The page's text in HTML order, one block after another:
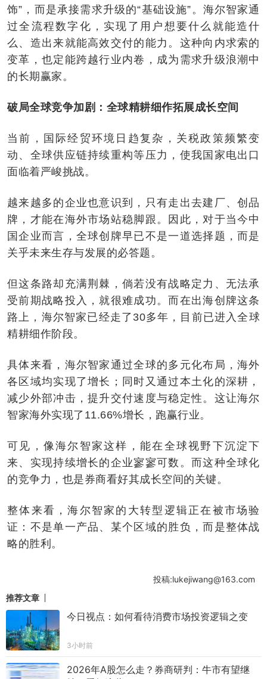
饰”，而是承接需求升级的“基础设施”。海尔智家通
过全流程数字化，实现了用户想要什么就能造什
么、造出来就能高效交付的能力。这种向内求索的
变革，也定能跨越行业内卷，成为需求升级浪潮中
的长期赢家。
破局全球竞争加剧：全球精耕细作拓展成长空间
当前，国际经贸环境日趋复杂，关税政策频繁变
动、全球供应链持续重构等压力，使我国家电出口
面临着严峻挑战。
越来越多的企业也意识到，只有走出去建厂、创品
牌，才能在海外市场站稳脚跟。因此，对于当今中
国企业而言，全球创牌早已不是一道选择题，而是
关乎未来生存与发展的必答题。
但这条路却充满荆棘，倘若没有战略定力、无法承
受前期战略投入，就很难成功。而在出海创牌这条
路上，海尔智家已经走了30多年，目前已进入全球
精耕细作阶段。
具体来看，海尔智家通过全球的多元化布局，海外
各区域均实现了增长；同时又通过本土化的深耕，
减少外部冲击，提升交付速度与稳定性。这让海尔
智家海外实现了11.66%增长，跑赢行业。
可见，像海尔智家这样，能在全球视野下沉淀下
来、实现持续增长的企业寥寥可数。而这种全球化
的竞争力，也是券商看好其成长空间的关键。
整体来看，海尔智家的大转型逻辑正在被市场验
证：不是单一产品、某个区域的胜负，而是整体战
略的胜利。
投稿:lukejiwang@163.com
推荐文章
今日视点：如何看待消费市场投资逻辑之变
3小时前
2026年A股怎么走？券商研判：牛市有望继